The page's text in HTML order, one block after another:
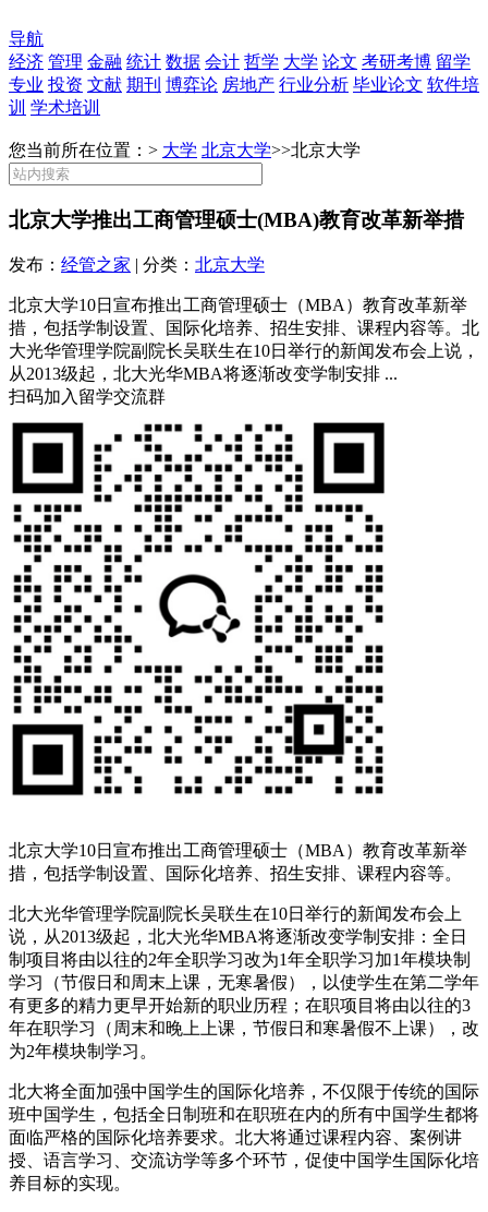
导航
经济 管理 金融 统计 数据 会计 哲学 大学 论文 考研考博 留学
专业 投资 文献 期刊 博弈论 房地产 行业分析 毕业论文 软件培
训 学术培训
您当前所在位置：> 大学 北京大学>>北京大学
北京大学推出工商管理硕士(MBA)教育改革新举措
发布： 经管之家 | 分类： 北京大学
北京大学10日宣布推出工商管理硕士（MBA）教育改革新举
措，包括学制设置、国际化培养、招生安排、课程内容等。北
大光华管理学院副院长吴联生在10日举行的新闻发布会上说，
从2013级起，北大光华MBA将逐渐改变学制安排 ...
扫码加入留学交流群
北京大学10日宣布推出工商管理硕士（MBA）教育改革新举
措，包括学制设置、国际化培养、招生安排、课程内容等。
北大光华管理学院副院长吴联生在10日举行的新闻发布会上
说，从2013级起，北大光华MBA将逐渐改变学制安排：全日
制项目将由以往的2年全职学习改为1年全职学习加1年模块制
学习（节假日和周末上课，无寒暑假），以使学生在第二学年
有更多的精力更早开始新的职业历程；在职项目将由以往的3
年在职学习（周末和晚上上课，节假日和寒暑假不上课），改
为2年模块制学习。
北大将全面加强中国学生的国际化培养，不仅限于传统的国际
班中国学生，包括全日制班和在职班在内的所有中国学生都将
面临严格的国际化培养要求。北大将通过课程内容、案例讲
授、语言学习、交流访学等多个环节，促使中国学生国际化培
养目标的实现。